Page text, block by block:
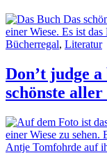
Bücherregal, Literatur
Don’t judge
schönste